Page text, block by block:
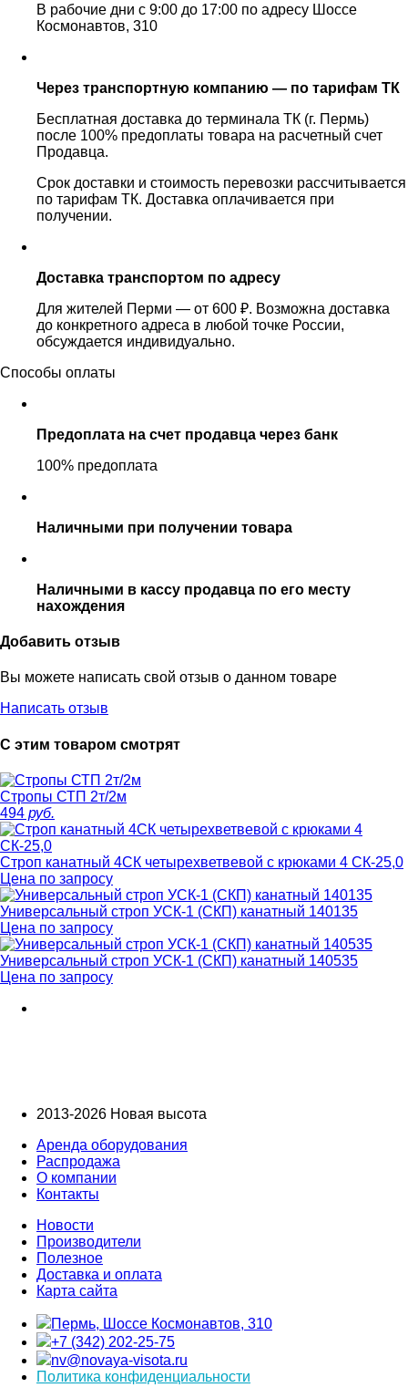
В рабочие дни с 9:00 до 17:00 по адресу Шоссе
Космонавтов, 310
Через транспортную компанию — по тарифам ТК
Бесплатная доставка до терминала ТК (г. Пермь)
после 100% предоплаты товара на расчетный счет
Продавца.
Срок доставки и стоимость перевозки рассчитывается
по тарифам ТК. Доставка оплачивается при
получении.
Доставка транспортом по адресу
Для жителей Перми — от 600 ₽. Возможна доставка
до конкретного адреса в любой точке России,
обсуждается индивидуально.
Способы оплаты
Предоплата на счет продавца через банк
100% предоплата
Наличными при получении товара
Наличными в кассу продавца по его месту
нахождения
Добавить отзыв
Вы можете написать свой отзыв о данном товаре
Написать отзыв
С этим товаром смотрят
Стропы СТП 2т/2м
494 руб.
Строп канатный 4СК четырехветвевой с крюками 4 СК-25,0
Цена по запросу
Универсальный строп УСК-1 (СКП) канатный 140135
Цена по запросу
Универсальный строп УСК-1 (СКП) канатный 140535
Цена по запросу
2013-2026 Новая высота
Аренда оборудования
Распродажа
О компании
Контакты
Новости
Производители
Полезное
Доставка и оплата
Карта сайта
Пермь, Шоссе Космонавтов, 310
+7 (342) 202-25-75
nv@novaya-visota.ru
Политика конфиденциальности